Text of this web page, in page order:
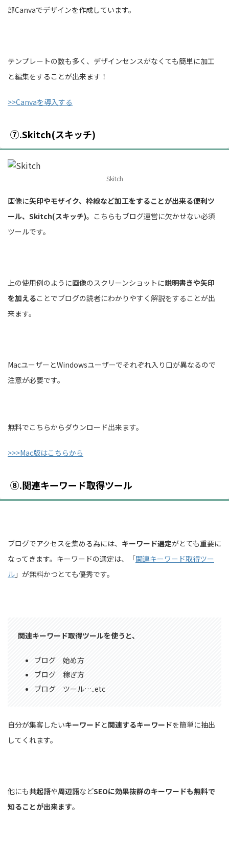
部Canvaでデザインを作成しています。
テンプレートの数も多く、デザインセンスがなくても簡単に加工
と編集をすることが出来ます！
>>Canvaを導入する
⑦.Skitch(スキッチ)
Skitch
画像に矢印やモザイク、枠線など加工をすることが出来る便利ツ
ール、Skitch(スキッチ)。こちらもブログ運営に欠かせない必須
ツールです。
上の使用例のように画像のスクリーンショットに説明書きや矢印
を加えることでブログの読者にわかりやすく解説をすることが出
来ます。
MacユーザーとWindowsユーザーでそれぞれ入り口が異なるので
注意が必要です。
無料でこちらからダウンロード出来ます。
>>>Mac版はこちらから
⑧.関連キーワード取得ツール
ブログでアクセスを集める為には、 キーワード選定がとても重要に
なってきます。キーワードの選定は、「関連キーワード取得ツー
ル 」が無料かつとても優秀です。
関連キーワード取得ツールを使うと、
ブログ 始め方
ブログ 稼ぎ方
ブログ ツール…..etc
自分が集客したいキーワードと関連するキーワードを簡単に抽出
してくれます。
他にも共起語や周辺語などSEOに効果抜群のキーワードも無料で
知ることが出来ます。